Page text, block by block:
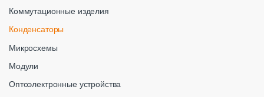
Коммутационные изделия
Конденсаторы
Микросхемы
Модули
Оптоэлектронные устройства